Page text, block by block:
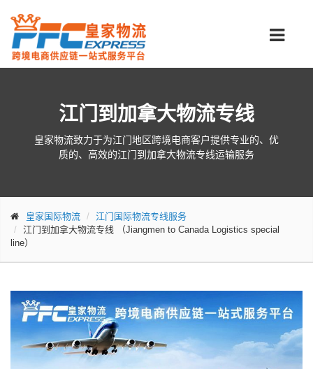
江门到加拿大物流专线
皇家物流致力于为江门地区跨境电商客户提供专业的、优
质的、高效的江门到加拿大物流专线运输服务
皇家国际物流
江门国际物流专线服务
江门到加拿大物流专线 （Jiangmen to Canada Logistics special
line）